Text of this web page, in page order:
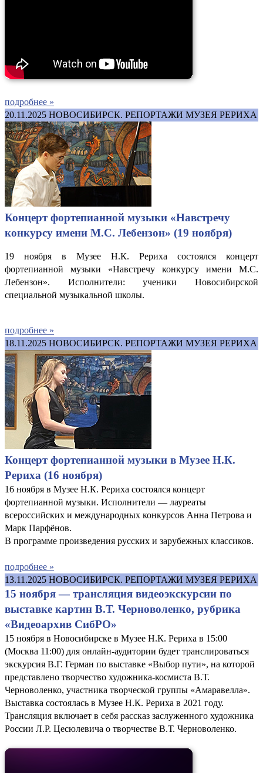
подробнее »
20.11.2025 НОВОСИБИРСК. РЕПОРТАЖИ МУЗЕЯ РЕРИХА
Концерт фортепианной музыки «Навстречу
конкурсу имени М.С. Лебензон» (19 ноября)
19 ноября в Музее Н.К. Рериха состоялся концерт
фортепианной музыки «Навстречу конкурсу имени М.С.
Лебензон». Исполнители: ученики Новосибирской
специальной музыкальной школы.
подробнее »
18.11.2025 НОВОСИБИРСК. РЕПОРТАЖИ МУЗЕЯ РЕРИХА
Концерт фортепианной музыки в Музее Н.К.
Рериха (16 ноября)
16 ноября в Музее Н.К. Рериха состоялся концерт
фортепианной музыки. Исполнители — лауреаты
всероссийских и международных конкурсов Анна Петрова и
Марк Парфёнов.
В программе произведения русских и зарубежных классиков.
подробнее »
13.11.2025 НОВОСИБИРСК. РЕПОРТАЖИ МУЗЕЯ РЕРИХА
15 ноября — трансляция видеоэкскурсии по
выставке картин В.Т. Черноволенко, рубрика
«Видеоархив СибРО»
15 ноября в Новосибирске в Музее Н.К. Рериха в 15:00
(Москва 11:00) для онлайн-аудитории будет транслироваться
экскурсия В.Г. Герман по выставке «Выбор пути», на которой
представлено творчество художника-космиста В.Т.
Черноволенко, участника творческой группы «Амаравелла».
Выставка состоялась в Музее Н.К. Рериха в 2021 году.
Трансляция включает в себя рассказ заслуженного художника
России Л.Р. Цесюлевича о творчестве В.Т. Черноволенко.